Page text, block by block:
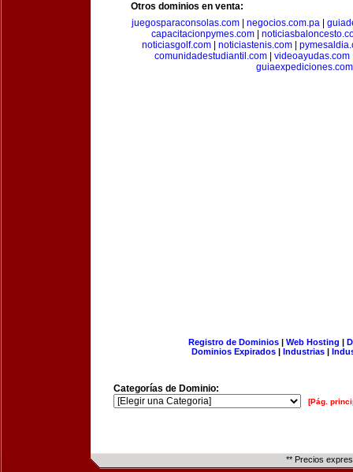
Otros dominios en venta:
juegosparaconsolas.com| negocios.com.pa|
capacitacionpymes.com|
noticiasgolf.com| noticiastenis.com|
comunidadestudiantil.com| videoayudas.com
guiaexpediciones.com
Registro de Dominios| Web Hosting |
Dominios Expirados | Industrias |
Categorías de Dominio:
[Pág.
** Precios